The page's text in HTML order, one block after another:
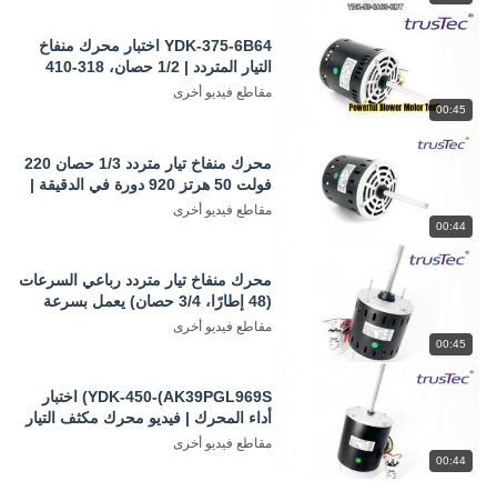
00:45
YDK-375-6B64 اختبار محرك منفاخ
التيار المتردد | 1/2 حصان، 318-410
مقاطع فيديو أخرى
00:44
محرك منفاخ تيار متردد 1/3 حصان 220
فولت 50 هرتز 920 دورة في الدقيقة |
مقاطع فيديو أخرى
00:45
محرك منفاخ تيار متردد رباعي السرعات
(48 إطارًا، 3/4 حصان) يعمل بسرعة
مقاطع فيديو أخرى
00:44
YDK-450-(AK39PGL969S) اختبار
أداء المحرك | فيديو محرك مكثف التيار
المتردد
مقاطع فيديو أخرى